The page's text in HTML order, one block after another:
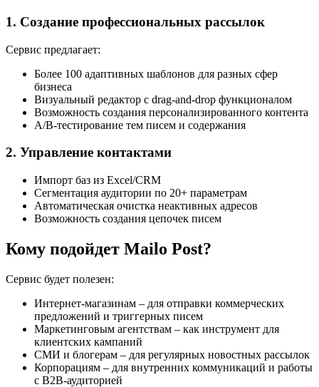
1. Создание профессиональных рассылок
Сервис предлагает:
Более 100 адаптивных шаблонов для разных сфер
бизнеса
Визуальный редактор с drag-and-drop функционалом
Возможность создания персонализированного контента
A/B-тестирование тем писем и содержания
2. Управление контактами
Импорт баз из Excel/CRM
Сегментация аудитории по 20+ параметрам
Автоматическая очистка неактивных адресов
Возможность создания цепочек писем
Кому подойдет Mailo Post?
Сервис будет полезен:
Интернет-магазинам – для отправки коммерческих
предложений и триггерных писем
Маркетинговым агентствам – как инструмент для
клиентских кампаний
СМИ и блогерам – для регулярных новостных рассылок
Корпорациям – для внутренних коммуникаций и работы
с B2B-аудиторией